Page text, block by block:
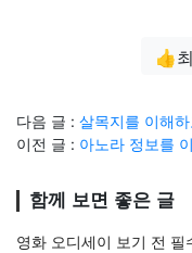
👍
다음 글 : 살목지를 이해
이전 글 : 아노라 정보를
함께 보면 좋은 글
영화 오디세이 보기 전